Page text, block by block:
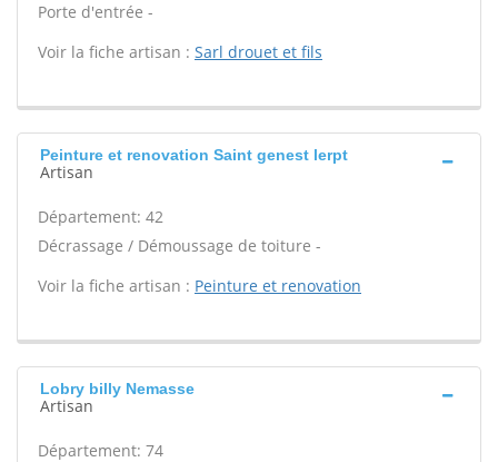
Porte d'entrée -
Voir la fiche artisan : Sarl drouet et fils
Peinture et renovation Saint genest lerpt
Artisan
Département: 42
Décrassage / Démoussage de toiture -
Voir la fiche artisan : Peinture et renovation
Lobry billy Nemasse
Artisan
Département: 74